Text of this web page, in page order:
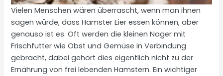
Vielen Menschen wären überrascht, wenn man ihnen
sagen würde, dass Hamster Eier essen können, aber
genauso ist es. Oft werden die kleinen Nager mit
Frischfutter wie Obst und Gemüse in Verbindung
gebracht, dabei gehört dies eigentlich nicht zu der
Ernährung von frei lebenden Hamstern. Ein wichtiger